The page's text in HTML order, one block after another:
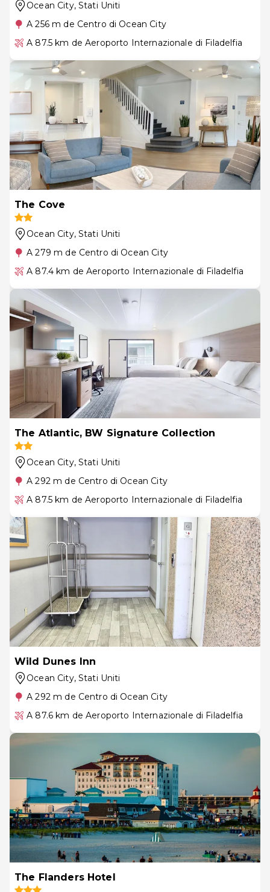
Ocean City, Stati Uniti
A 256 m de Centro di Ocean City
A 87.5 km de Aeroporto Internazionale di Filadelfia
The Cove
Ocean City, Stati Uniti
A 279 m de Centro di Ocean City
A 87.4 km de Aeroporto Internazionale di Filadelfia
The Atlantic, BW Signature Collection
Ocean City, Stati Uniti
A 292 m de Centro di Ocean City
A 87.5 km de Aeroporto Internazionale di Filadelfia
Wild Dunes Inn
Ocean City, Stati Uniti
A 292 m de Centro di Ocean City
A 87.6 km de Aeroporto Internazionale di Filadelfia
The Flanders Hotel